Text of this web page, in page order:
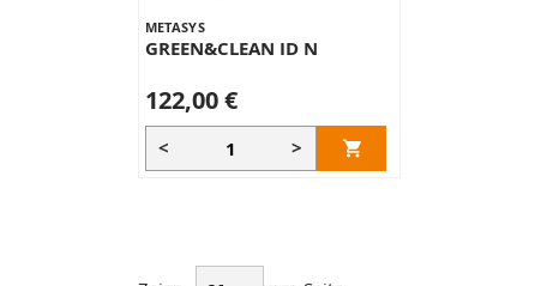
METASYS
GREEN&CLEAN ID N
122,00 €
< >